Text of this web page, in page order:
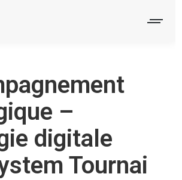
–
digitale
Tournai